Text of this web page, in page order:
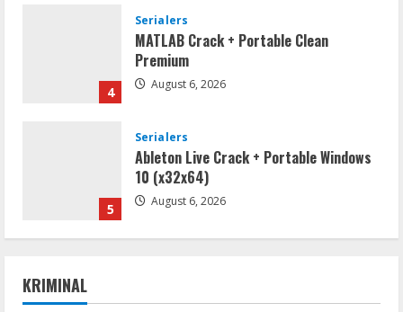
4
Serialers
MATLAB Crack + Portable Clean
Premium
August 6, 2026
5
Serialers
Ableton Live Crack + Portable Windows
10 (x32x64)
August 6, 2026
KRIMINAL